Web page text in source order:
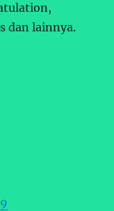
dan lainnya.